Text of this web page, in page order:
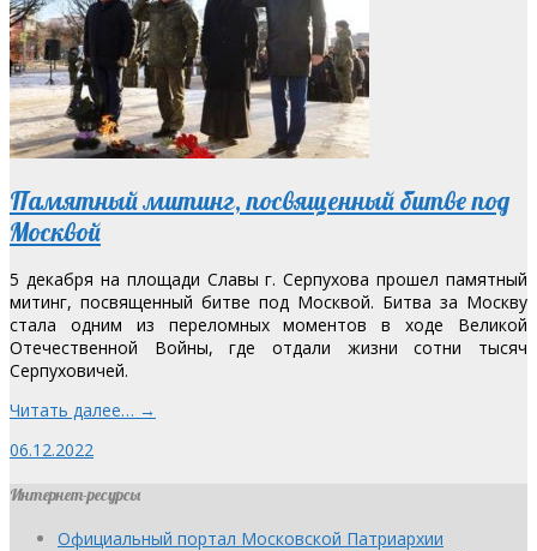
Памятный митинг, посвященный битве под
Москвой
5 декабря на площади Славы г. Серпухова прошел памятный
митинг, посвященный битве под Москвой. Битва за Москву
стала одним из переломных моментов в ходе Великой
Отечественной Войны, где отдали жизни сотни тысяч
Серпуховичей.
Читать далее… →
06.12.2022
Интернет-ресурсы
Официальный портал Московской Патриархии